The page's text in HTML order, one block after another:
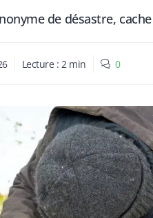
de désastre,
Lecture : 2 min 0